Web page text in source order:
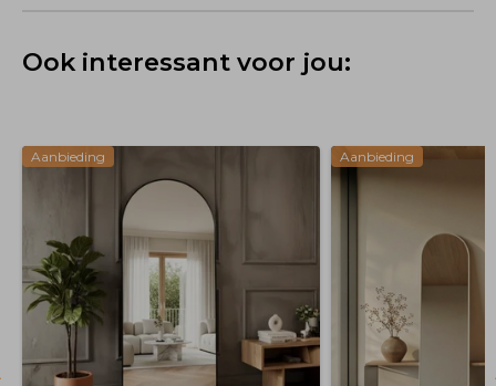
Ook interessant voor jou:
Aanbieding Aanbieding